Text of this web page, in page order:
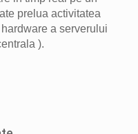
prelua activitatea
a serverului
).